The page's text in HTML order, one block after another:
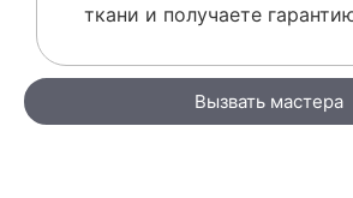
ткани и получаете
Вызвать мастера